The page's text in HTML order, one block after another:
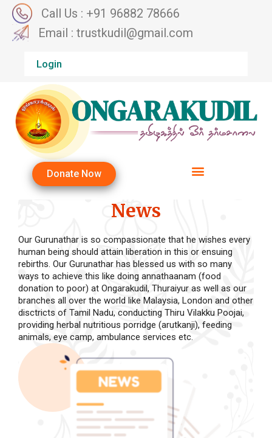
Call Us : +91 96882 78666
Email : trustkudil@gmail.com
Login
Donate Now
News
Our Gurunathar is so compassionate that he wishes every
human being should attain liberation in this or ensuing
rebirths. Our Gurunathar has blessed us with so many
ways to achieve this like doing annathaanam (food
donation to poor) at Ongarakudil, Thuraiyur as well as our
branches all over the world like Malaysia, London and other
disctricts of Tamil Nadu, conducting Thiru Vilakku Poojai,
providing herbal nutritious porridge (arutkanji), feeding
animals, eye camp, ambulance services etc.